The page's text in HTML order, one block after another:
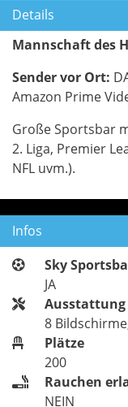
Details
Mannschaft des
Sender vor Ort:
Amazon Prime
Große Sportsbar
2. Liga, Premier
NFL uvm.).
Infos
Sky
JA
Ausstattung
8
Plätze
200
Rauchen
NEIN